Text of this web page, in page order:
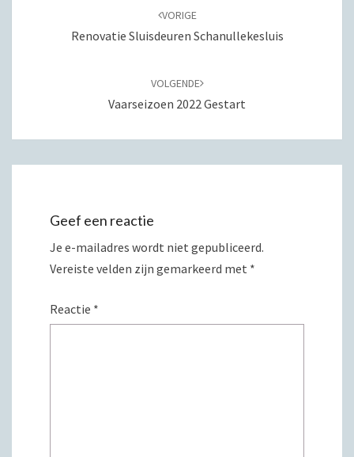
VORIGE
Renovatie Sluisdeuren Schanullekesluis
VOLGENDE
Vaarseizoen 2022 Gestart
Geef een reactie
Je e-mailadres wordt niet gepubliceerd.
Vereiste velden zijn gemarkeerd met *
Reactie *